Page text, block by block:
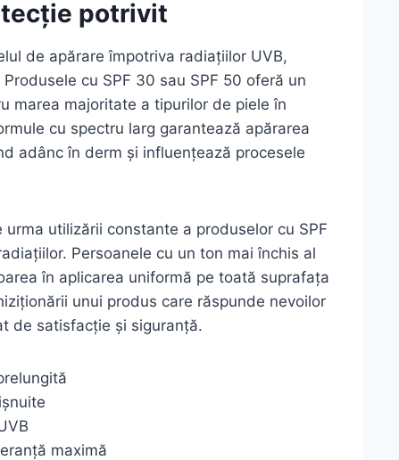
potrivit
de apărare împotriva radiațiilor UVB,
cu SPF 30 sau SPF 50 oferă un
marea majoritate a tipurilor de piele în
cu spectru larg garantează apărarea
adânc în derm și influențează procesele
utilizării constante a produselor cu SPF
Persoanele cu un ton mai închis al
în aplicarea uniformă pe toată suprafața
unui produs care răspunde nevoilor
de satisfacție și siguranță.
maximă